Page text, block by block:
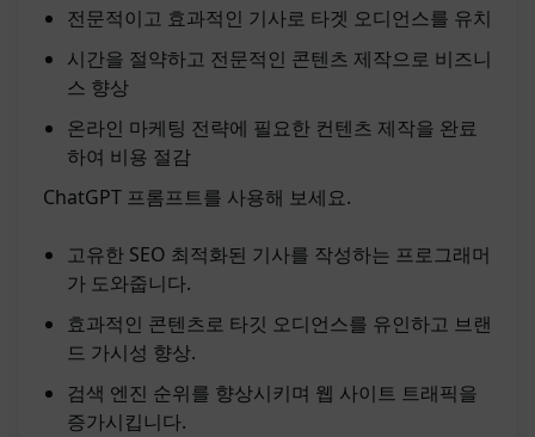
전문적이고 효과적인 기사로 타겟 오디언스를 유치
시간을 절약하고 전문적인 콘텐츠 제작으로 비즈니
스 향상
온라인 마케팅 전략에 필요한 컨텐츠 제작을 완료
하여 비용 절감
ChatGPT 프롬프트를 사용해 보세요.
고유한 SEO 최적화된 기사를 작성하는 프로그래머
가 도와줍니다.
효과적인 콘텐츠로 타깃 오디언스를 유인하고 브랜
드 가시성 향상.
검색 엔진 순위를 향상시키며 웹 사이트 트래픽을
증가시킵니다.